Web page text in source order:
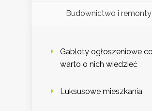
Budownictwo i remonty
Gabloty ogłoszeniowe co
warto o nich wiedzieć
Luksusowe mieszkania